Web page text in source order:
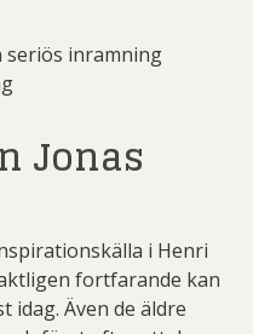
inramning
Jonas
i Henri
fortfarande kan
idag. Även de äldre